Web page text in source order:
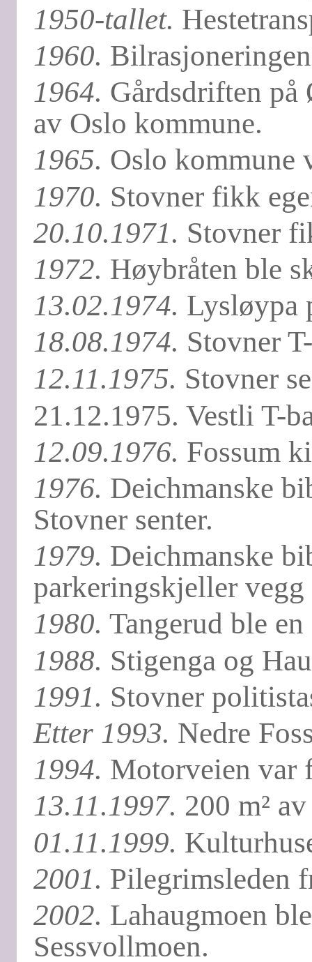
1950-tallet.
1960.
1964. Gårdsdriften på
av Oslo kommune.
1965. Oslo kommune
1970. Stovner fikk
20.10.1971. Stovner
1972. Høybråten ble
13.02.1974. Lysløypa
18.08.1974. Stovner
12.11.1975. Stovner
21.12.1975. Vestli T-
12.09.1976. Fossum
1976. Deichmanske
Stovner senter.
1979. Deichmanske
parkeringskjeller
1980. Tangerud ble
1988. Stigenga og
1991. Stovner
Etter 1993. Nedre
1994. Motorveien var
13.11.1997. 200 m²
01.11.1999.
2001. Pilegrimsleden
2002. Lahaugmoen
Sessvollmoen.